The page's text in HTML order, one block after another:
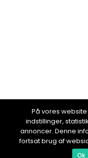
På vores
indstillinger,
annoncer. Denne
fortsat brug af
Ok